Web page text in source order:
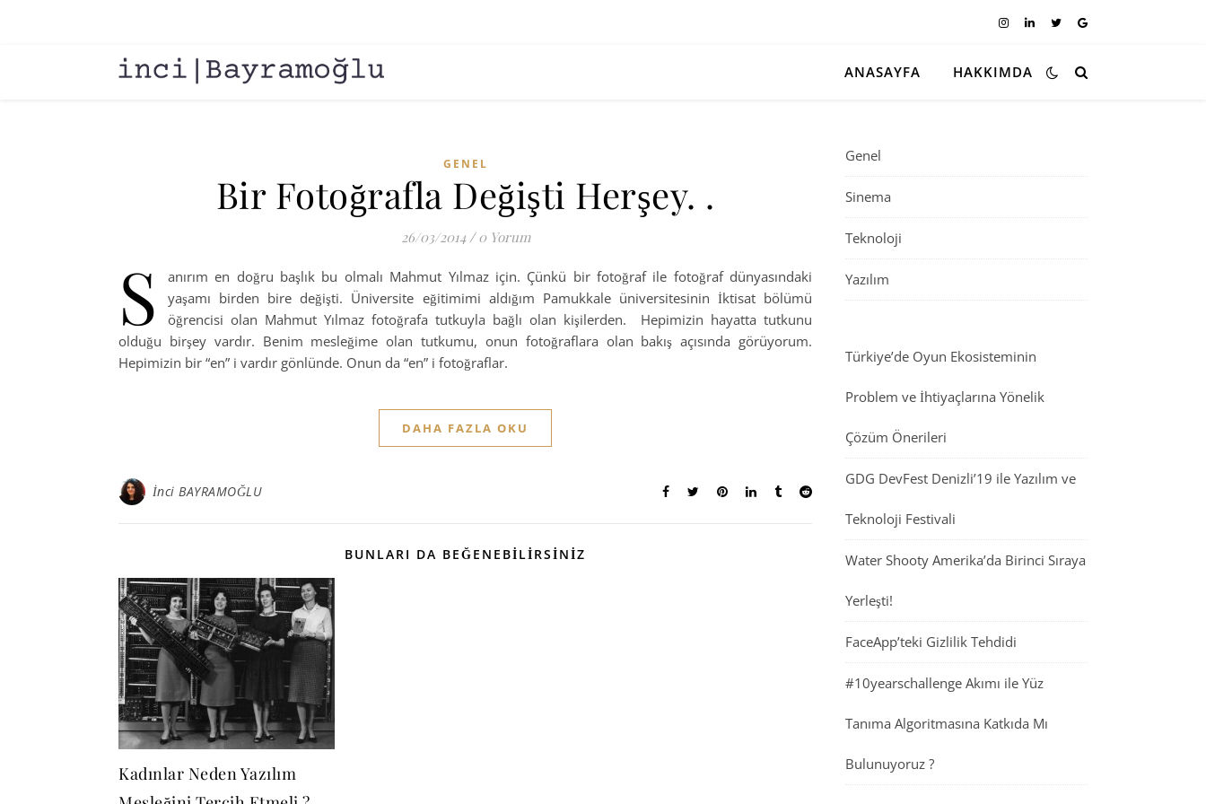
ANASAYFA HAKKIMDA
GENEL
Bir Fotoğrafla Değişti Herşey. .
26/03/2014 / 0 Yorum
S
anırım en doğru başlık bu olmalı Mahmut Yılmaz için. Çünkü bir fotoğraf ile fotoğraf dünyasındaki
yaşamı birden bire değişti. Üniversite eğitimimi aldığım Pamukkale üniversitesinin İktisat bölümü
öğrencisi olan Mahmut Yılmaz fotoğrafa tutkuyla bağlı olan kişilerden. Hepimizin hayatta tutkunu
olduğu birşey vardır. Benim mesleğime olan tutkumu, onun fotoğraflara olan bakış açısında görüyorum.
Hepimizin bir “en” i vardır gönlünde. Onun da “en” i fotoğraflar.
DAHA FAZLA OKU
İnci BAYRAMOĞLU
BUNLARI DA BEĞENEBILIRSINIZ
Kadınlar Neden Yazılım
Genel
Sinema
Teknoloji
Yazılım
Türkiye’de Oyun Ekosisteminin
Problem ve İhtiyaçlarına Yönelik
Çözüm Önerileri
GDG DevFest Denizli’19 ile Yazılım ve
Teknoloji Festivali
Water Shooty Amerika’da Birinci Sıraya
Yerleşti!
FaceApp’teki Gizlilik Tehdidi
#10yearschallenge Akımı ile Yüz
Tanıma Algoritmasına Katkıda Mı
Bulunuyoruz ?